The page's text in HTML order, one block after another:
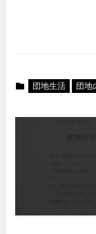
団地生活 団地